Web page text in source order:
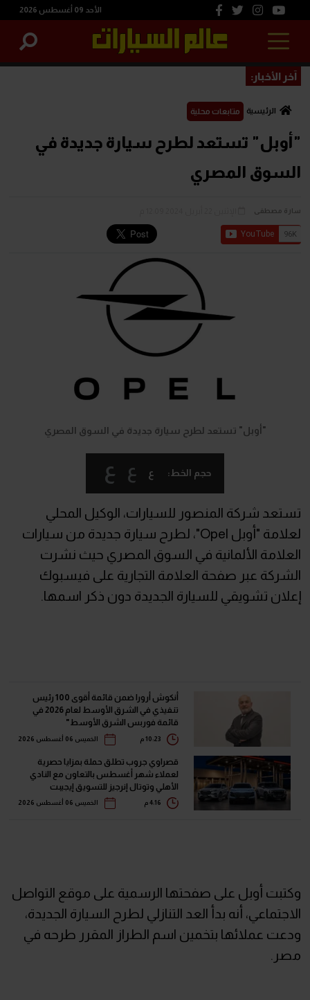
الأحد 09 أغسطس 2026
آخر الأخبار:
الرئيسية متابعات محلية
"أوبل" تستعد لطرح سيارة جديدة في
السوق المصري
سارة مصطفى
"أوبل" تستعد لطرح سيارة جديدة في السوق المصري
حجم الخط: ع ع ع
تستعد شركة المنصور للسيارات، الوكيل المحلي
لعلامة "أوبل Opel"، لطرح سيارة جديدة من سيارات
العلامة الألمانية في السوق المصري حيث نشرت
الشركة عبر صفحة العلامة التجارية على فيسبوك
إعلان تشويقي للسيارة الجديدة دون ذكر اسمها.
أنكوش أرورا ضمن قائمة أقوى 100 رئيس
تنفيذي في الشرق الأوسط لعام 2026 في
قائمة فوربس الشرق الأوسط"
الخميس 06 أغسطس 2026
قصراوي جروب تطلق حملة بمزايا حصرية
لعملاء شهر أغسطس بالتعاون مع النادي
الأهلي وتوتال إنرجيز للتسويق إيجيبت
الخميس 06 أغسطس 2026
وكتبت أوبل على صفحتها الرسمية على موقع التواصل
الاجتماعي، أنه بدأ العد التنازلي لطرح السيارة الجديدة،
ودعت عملائها بتخمين اسم الطراز المقرر طرحه في
مصر.